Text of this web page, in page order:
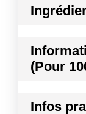
100%
France
(Pour
Infos